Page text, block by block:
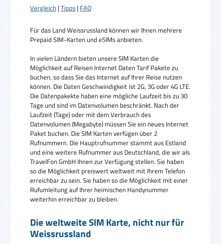
Vergleich | Tipps | FAQ
Für das Land Weissrussland können wir Ihnen mehrere
Prepaid SIM-Karten und eSIMs anbieten.
In vielen Ländern bieten unsere SIM Karten die
Möglichkeit auf Reisen Internet Daten Tarif Pakete zu
buchen, so dass Sie das Internet auf Ihrer Reise nutzen
können. Die Daten Geschwindigkeit ist 2G, 3G oder 4G LTE.
Die Datenpakekte haben eine mögliche Laufzeit bis zu 30
Tage und sind im Datenvolumen beschränkt. Nach der
Laufzeit (Tage) oder mit dem Verbrauch des
Datenvolumen (Megabyte) müssen Sie ein neues Internet
Paket buchen. Die SIM Karten verfügen über 2
Rufnummern. Die Hauptrufnummer stammt aus Estland
und eine weitere Rufnummer aus Deutschland, die wir als
TravelFon GmbH Ihnen zur Verfügung stellen. Sie haben
so die Möglichkeit preiswert weltweit mit Ihrem Telefon
erreichbar zu sein. Sie haben so die Möglichkeit mit einer
Rufumleitung auf Ihrer heimischen Handynummer
weiterhin erreichbar zu bleiben.
Die weltweite SIM Karte, nicht nur für
Weissrussland